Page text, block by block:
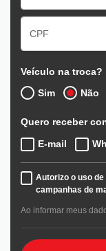
Veículo na troca?
Sim
Não
Quero receber
E-mail
Autorizo o uso
campanhas de
Ao informar meus